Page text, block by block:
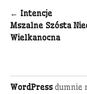
Nawigacja
wpisu
← Intencje
Mszalne Szósta
Wielkanocna
WordPress dumnie